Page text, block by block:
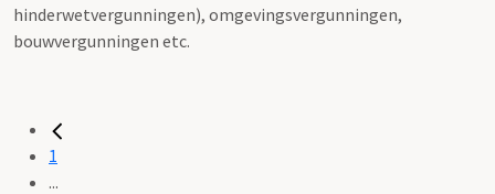
hinderwetvergunningen), omgevingsvergunningen,
bouwvergunningen etc.
1
...